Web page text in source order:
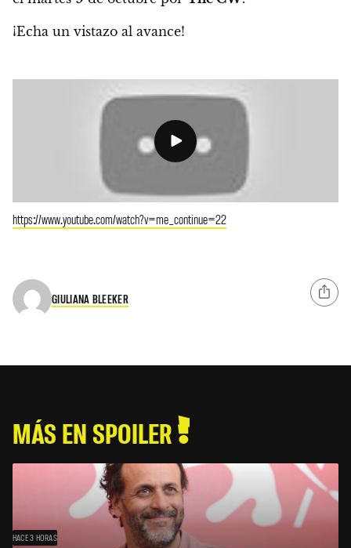
¡Echa un vistazo al avance!
https://www.youtube.com/watch?v=me_continue=22
GIULIANA BLEEKER
MÁS EN SPOILER
HACE 3 HORAS